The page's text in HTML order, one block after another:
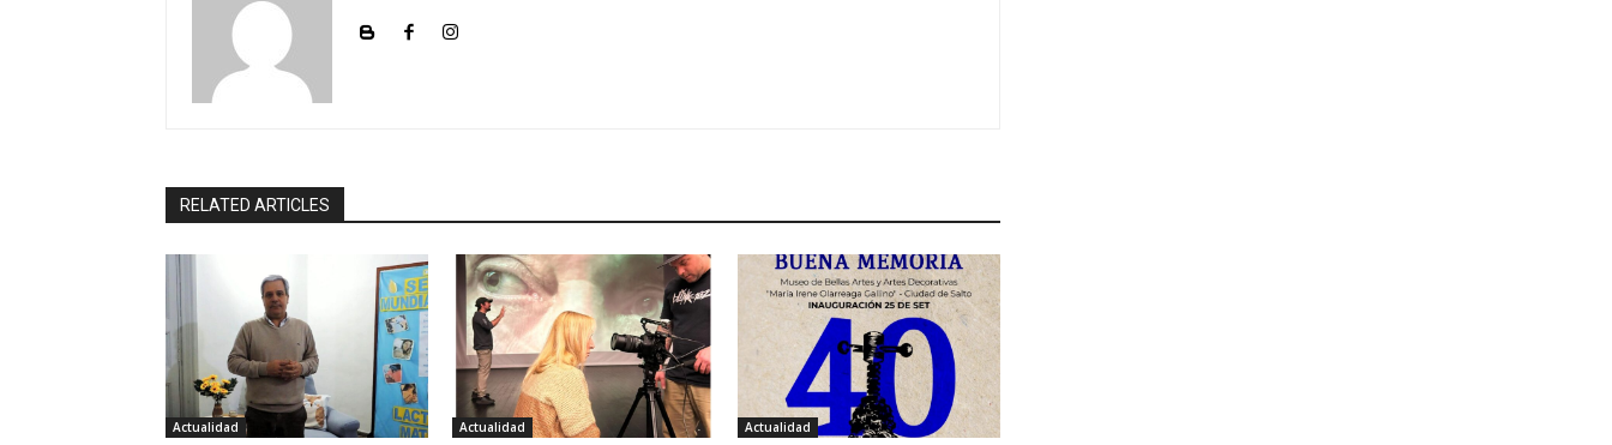
/
a
b
a
o
RELATED ARTICLES
Actualidad Actualidad Actualidad